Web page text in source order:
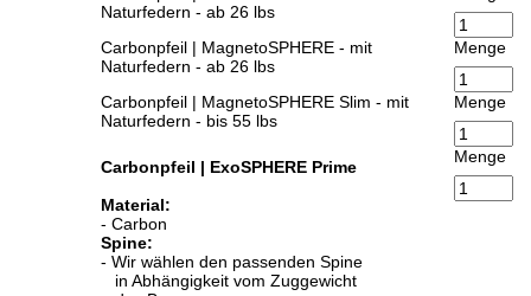
Naturfedern - ab 26 lbs
Carbonpfeil | MagnetoSPHERE - mit
Naturfedern - ab 26 lbs
Menge
Carbonpfeil | MagnetoSPHERE Slim - mit
Naturfedern - bis 55 lbs
Menge
Carbonpfeil | ExoSPHERE Prime
Material:
- Carbon
Spine:
- Wir wählen den passenden Spine
in Abhängigkeit vom Zuggewicht
Menge